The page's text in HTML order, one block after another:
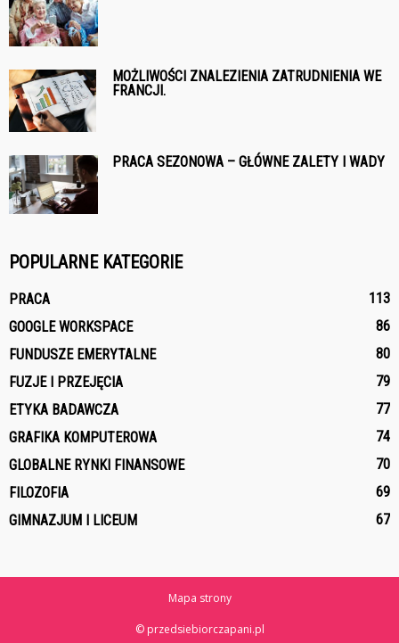
MOŻLIWOŚCI ZNALEZIENIA ZATRUDNIENIA WE
FRANCJI.
PRACA SEZONOWA – GŁÓWNE ZALETY I WADY
POPULARNE KATEGORIE
PRACA
113
GOOGLE WORKSPACE
86
FUNDUSZE EMERYTALNE
80
FUZJE I PRZEJĘCIA
79
ETYKA BADAWCZA
77
GRAFIKA KOMPUTEROWA
74
GLOBALNE RYNKI FINANSOWE
70
FILOZOFIA
69
GIMNAZJUM I LICEUM
67
Mapa strony
© przedsiebiorczapani.pl